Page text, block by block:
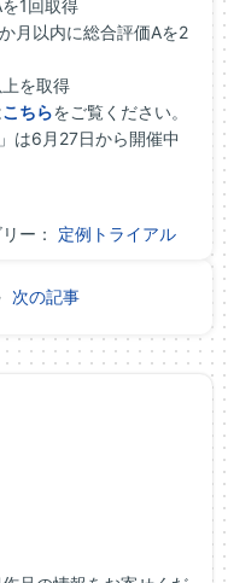
1回取得
月以内に総合評価Aを2
を取得
こちらをご覧ください。
は6月27日から開催中
ー： 定例トライアル
次の記事